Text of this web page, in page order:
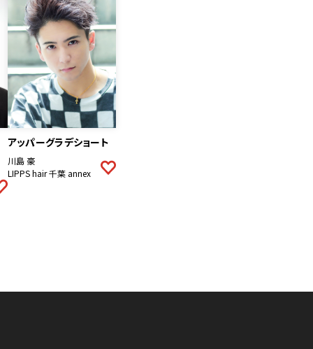
アッパーグラデショート
川島 豪
LIPPS hair 千葉 annex